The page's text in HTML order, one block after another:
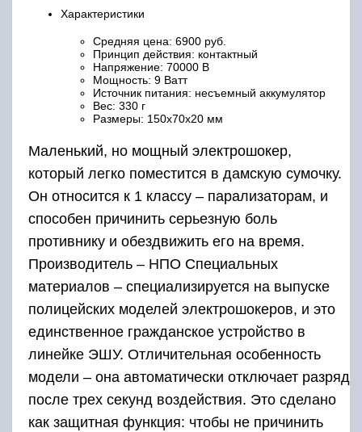
Характеристики
Средняя цена: 6900 руб.
Принцип действия: контактный
Напряжение: 70000 В
Мощность: 9 Ватт
Источник питания: несъемный аккумулятор
Вес: 330 г
Размеры: 150х70х20 мм
Маленький, но мощный электрошокер,
который легко поместится в дамскую сумочку.
Он относится к 1 классу – парализаторам, и
способен причинить серьезную боль
противнику и обездвижить его на время.
Производитель – НПО Специальных
материалов – специализируется на выпуске
полицейских моделей электрошокеров, и это
единственное гражданское устройство в
линейке ЭШУ. Отличительная особенность
модели – она автоматически отключает разряд
после трех секунд воздействия. Это сделано
как защитная функция: чтобы не причинить